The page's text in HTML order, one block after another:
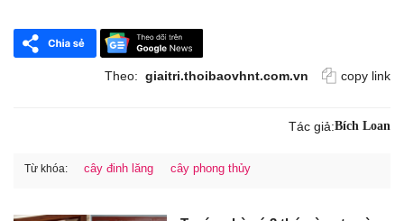
Theo: giaitri.thoibaovhnt.com.vn copy link
Tác giả:Bích Loan
Từ khóa: cây đinh lăng cây phong thủy